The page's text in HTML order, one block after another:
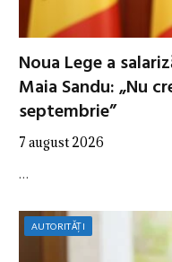
Noua Lege a
Maia Sandu: „Nu
septembrie”
7 august 2026
…
AUTORITĂȚI